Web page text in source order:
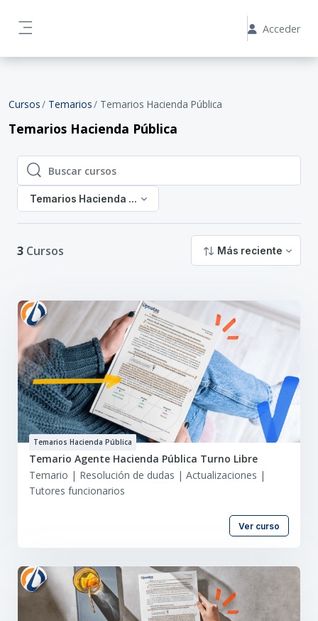
Acceder
¡Pregúntale a OpY!
Cursos Temarios Temarios Hacienda Pública
Temarios Hacienda Pública
Buscar cursos
Buscar cursos
Temarios Hacienda Pública
3 Cursos Más reciente
Temarios Hacienda Pública
Temario Agente Hacienda Pública Turno Libre
Temario | Resolución de dudas | Actualizaciones |
Tutores funcionarios
Ver curso